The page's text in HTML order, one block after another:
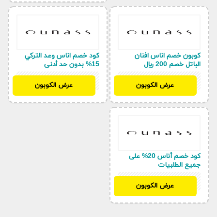
كوبون خصم اناس افنان
الباتل خصم 200 ريال
عرض الكوبون
كود خصم اناس وعد التركي
15% بدون حد أدنى
عرض الكوبون
كود خصم أناس 20% على
جميع الطلبيات
عرض الكوبون